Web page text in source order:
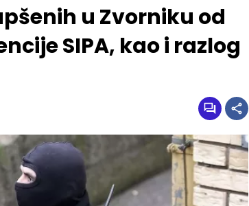
u Zvorniku od
SIPA, kao i razlog